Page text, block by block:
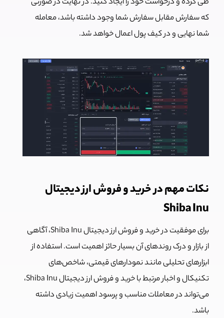
که سفارش مقابل سفارش شما وجود داشته باشد، معامله
شما نهایی و در کیف پول اعمال خواهد شد.
نکات مهم در خرید و فروش ارز دیجیتال
Shiba Inu
برای موفقیت در خرید و فروش ارز دیجیتال Shiba Inu، آگاهی
از بازار و درک روندهای آن بسیار حائز اهمیت است. استفاده از
ابزارهای تحلیلی مانند نمودارهای قیمتی، شاخص‌های
تکنیکال و اخبار مرتبط با خرید و فروش ارز دیجیتال Shiba Inu،
می‌تواند درمعاملات مناسب و پرسود اهمیت زیادی داشته
باشد.